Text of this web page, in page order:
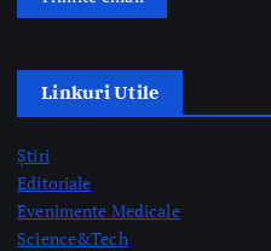
Editoriale
Evenimente Medicale
Science&Tech
Pharma
Video